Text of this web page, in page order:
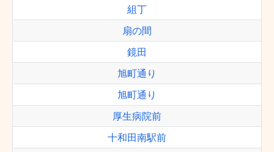
組丁
扇の間
鏡田
旭町通り
旭町通り
厚生病院前
十和田南駅前